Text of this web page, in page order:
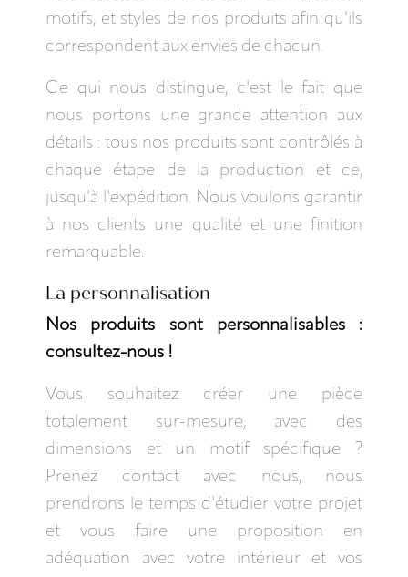
motifs, et styles de nos produits afin qu'ils
correspondent aux envies de chacun.
Ce qui nous distingue, c'est le fait que
nous portons une grande attention aux
détails : tous nos produits sont contrôlés à
chaque étape de la production et ce,
jusqu'à l'expédition. Nous voulons garantir
à nos clients une qualité et une finition
remarquable.
La personnalisation
Nos produits sont personnalisables :
consultez-nous !
Vous souhaitez créer une pièce
totalement sur-mesure, avec des
dimensions et un motif spécifique ?
Prenez contact avec nous, nous
prendrons le temps d'étudier votre projet
et vous faire une proposition en
adéquation avec votre intérieur et vos